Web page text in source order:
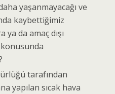
yaşanmayacağı ve
kaybettiğimiz
ya da amaç dışı
konusunda
tarafından
yapılan sıcak hava